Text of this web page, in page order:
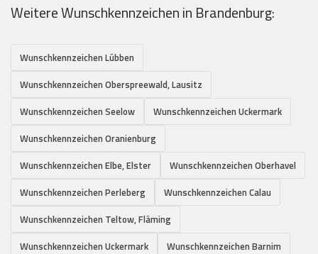
Weitere Wunschkennzeichen in Brandenburg:
Wunschkennzeichen Lübben
Wunschkennzeichen Oberspreewald, Lausitz
Wunschkennzeichen Seelow
Wunschkennzeichen Uckermark
Wunschkennzeichen Oranienburg
Wunschkennzeichen Elbe, Elster
Wunschkennzeichen Oberhavel
Wunschkennzeichen Perleberg
Wunschkennzeichen Calau
Wunschkennzeichen Teltow, Fläming
Wunschkennzeichen Uckermark
Wunschkennzeichen Barnim